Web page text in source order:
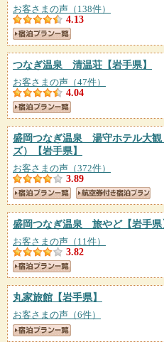
お客さまの声（138件）
4.13
つなぎ温泉 清温荘 【岩手県】
お客さまの声（47件）
4.04
盛岡つなぎ温泉 湯守ホテル大観
ズ）
【岩手県】
お客さまの声（372件）
3.89
盛岡つなぎ温泉 旅やど【岩手県
お客さまの声（11件）
3.82
丸家旅館 【岩手県】
お客さまの声（6件）